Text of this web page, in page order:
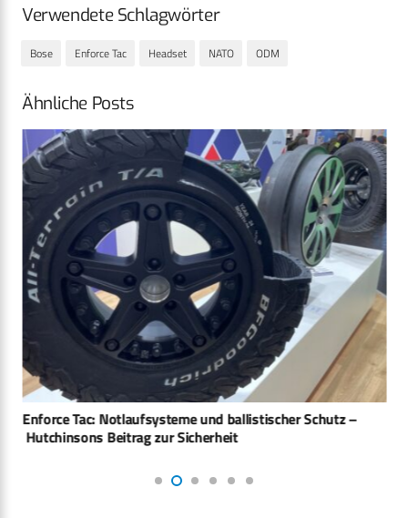
Verwendete Schlagwörter
Bose Enforce Tac Headset NATO ODM
Ähnliche Posts
Enforce Tac: Notlaufsysteme und ballistischer Schutz –
Hutchinsons Beitrag zur Sicherheit